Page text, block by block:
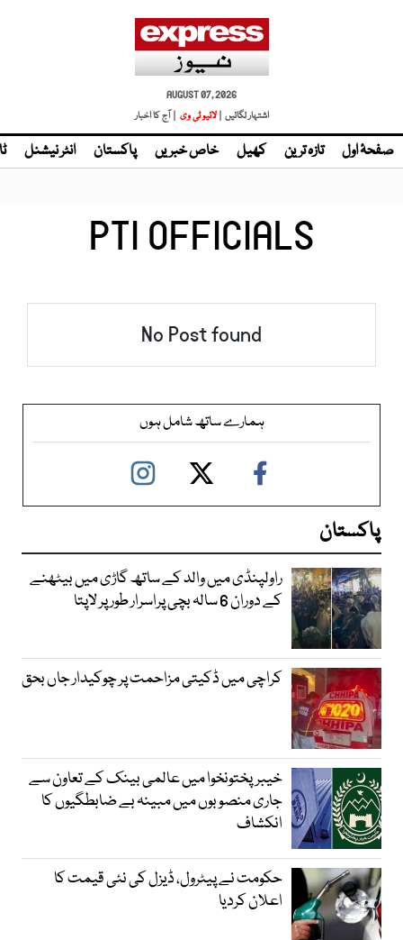
AUGUST 07, 2026
اشتہار لگائیں | لائیو ٹی وی | آج کا اخبار
صفحۂ اول تازہ ترین کھیل خاص خبریں پاکستان انٹر نیشنل
PTI OFFICIALS
No Post found
ہمارے ساتھ شامل ہوں
پاکستان
راولپنڈی میں والد کے ساتھ گاڑی میں بیٹھنے
کے دوران 6 سالہ بچی پراسرار طور پر لاپتا
کراچی میں ڈکیتی مزاحمت پر چوکیدار جاں بحق
خیبرپختونخوا میں عالمی بینک کے تعاون سے
جاری منصوبوں میں مبینہ بے ضابطگیوں کا
انکشاف
حکومت نے پیٹرول، ڈیزل کی نئی قیمت کا
اعلان کردیا